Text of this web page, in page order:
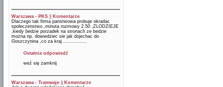
Warszawa - PKS
Komentarze
Dlaczego tak firma panstwowa probuje okradac
spoleczenstwo ,minuta rozmowy 2.50 ,ZLODZIEJE
,kiedy bedzie porzadek na stronach ze bedzie
mozna np. dowiedziec sie jak dojechac do
Goszczynina ,co za kraj ................
Ostatnia odpowiedź
weź się zamknij
Warszawa - Tramwaje
Komentarze